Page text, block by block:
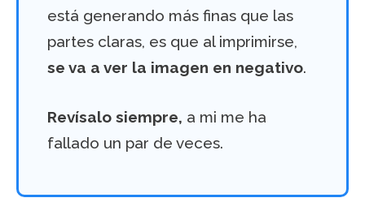
está generando más finas que las
partes claras, es que al imprimirse,
se va a ver la imagen en negativo.
Revísalo siempre, a mi me ha
fallado un par de veces.